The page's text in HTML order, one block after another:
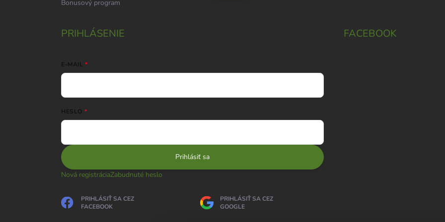
Bonusový program
PRIHLÁSENIE
E-MAIL
HESLO
Prihlásiť sa
Nová registráciaZabudnuté heslo
PRIHLÁSIŤ SA CEZ
FACEBOOK
PRIHLÁSIŤ SA CEZ
GOOGLE
FACEBOOK